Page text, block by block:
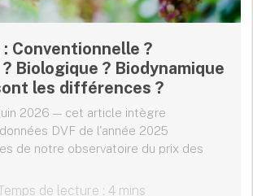
Conventionnelle ?
Biologique ? Biodynamique
les différences ?
2026 — cet article intègre
DVF de l'année 2025
de notre observatoire du prix des
de lecture : 4 mins